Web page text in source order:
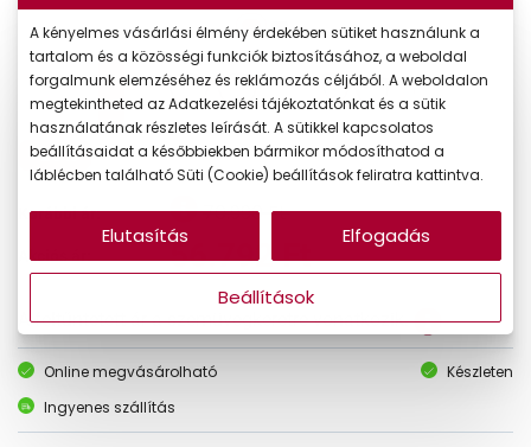
-20%
Korábbi ár: 70.990 Ft
Akciós ár: 56.792 Ft
A feltűntetett ár a szemüvegkeretre vonatkozik.
Online megvásárolható
Készleten
Ingyenes szállítás
A kényelmes vásárlási élmény érdekében sütiket használunk a
tartalom és a közösségi funkciók biztosításához, a weboldal
forgalmunk elemzéséhez és reklámozás céljából. A weboldalon
megtekintheted az Adatkezelési tájékoztatónkat és a sütik
használatának részletes leírását. A sütikkel kapcsolatos
beállításaidat a későbbiekben bármikor módosíthatod a
láblécben található Süti (Cookie) beállítások feliratra kattintva.
Beállítások
Elutasítás Elfogadás